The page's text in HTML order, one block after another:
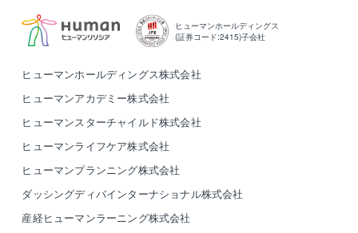
ヒューマンホールディングス
(証券コード:2415)子会社
ヒューマンホールディングス株式会社
ヒューマンアカデミー株式会社
ヒューマンスターチャイルド株式会社
ヒューマンライフケア株式会社
ヒューマンプランニング株式会社
ダッシングディバインターナショナル株式会社
産経ヒューマンラーニング株式会社